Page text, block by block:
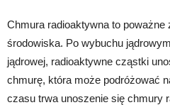
Chmura radioaktywna to poważne
środowiska. Po wybuchu
jądrowej, radioaktywne cząstki
chmurę, która może podróżować
czasu trwa unoszenie się chmury